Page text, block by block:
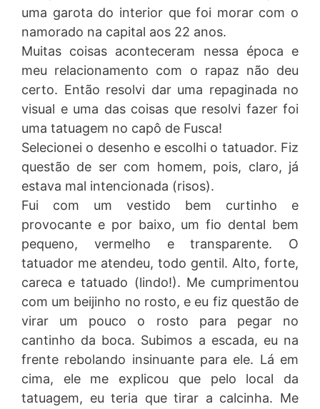
uma garota do interior que foi morar com o
namorado na capital aos 22 anos.
Muitas coisas aconteceram nessa época e
meu relacionamento com o rapaz não deu
certo. Então resolvi dar uma repaginada no
visual e uma das coisas que resolvi fazer foi
uma tatuagem no capô de Fusca!
Selecionei o desenho e escolhi o tatuador. Fiz
questão de ser com homem, pois, claro, já
estava mal intencionada (risos).
Fui com um vestido bem curtinho e
provocante e por baixo, um fio dental bem
pequeno, vermelho e transparente. O
tatuador me atendeu, todo gentil. Alto, forte,
careca e tatuado (lindo!). Me cumprimentou
com um beijinho no rosto, e eu fiz questão de
virar um pouco o rosto para pegar no
cantinho da boca. Subimos a escada, eu na
frente rebolando insinuante para ele. Lá em
cima, ele me explicou que pelo local da
tatuagem, eu teria que tirar a calcinha. Me